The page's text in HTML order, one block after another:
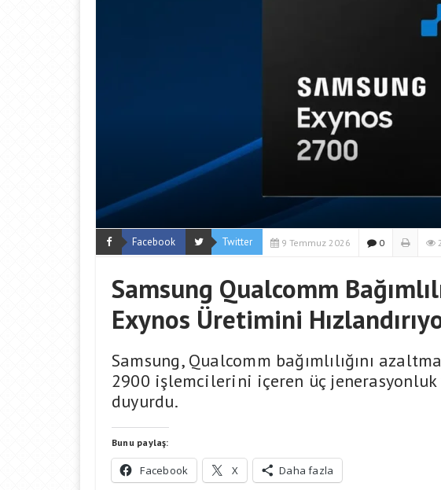
Facebook Twitter 9 Temmuz 2026 0
Samsung Qualcomm
Exynos Üretimini
Samsung, Qualcomm bağımlılığını
2900 işlemcilerini içeren üç
duyurdu.
Bunu paylaş:
Facebook X Daha fazla